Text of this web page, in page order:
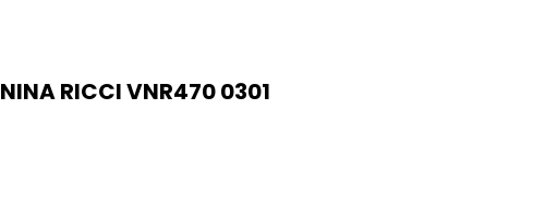
NINA RICCI VNR470 0301